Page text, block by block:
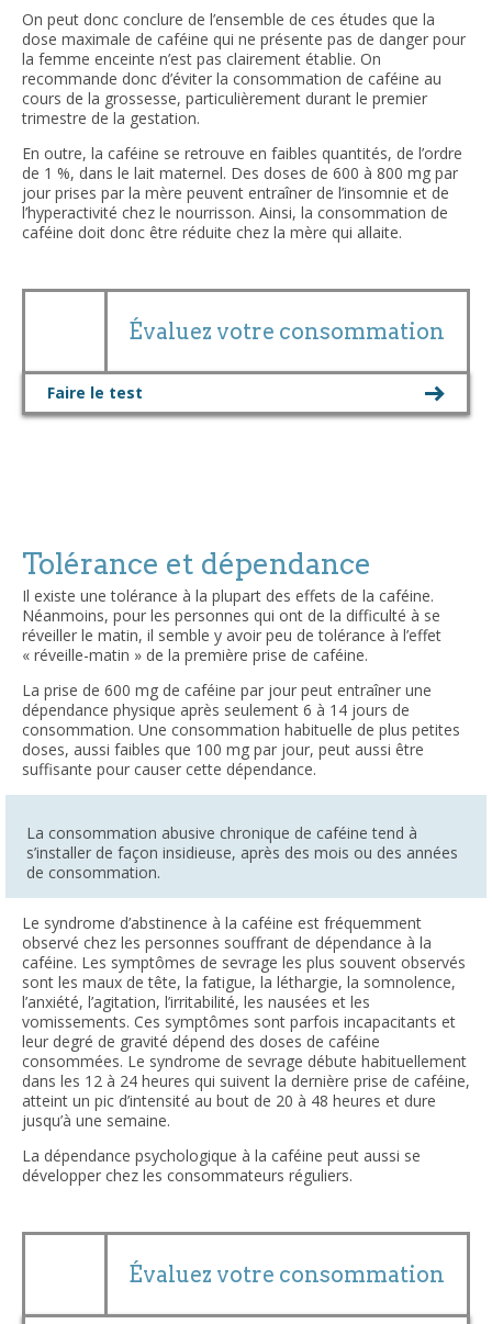
On peut donc conclure de l’ensemble de ces études que la
dose maximale de caféine qui ne présente pas de danger pour
la femme enceinte n’est pas clairement établie. On
recommande donc d’éviter la consommation de caféine au
cours de la grossesse, particulièrement durant le premier
trimestre de la gestation.
En outre, la caféine se retrouve en faibles quantités, de l’ordre
de 1 %, dans le lait maternel. Des doses de 600 à 800 mg par
jour prises par la mère peuvent entraîner de l’insomnie et de
l’hyperactivité chez le nourrisson. Ainsi, la consommation de
caféine doit donc être réduite chez la mère qui allaite.
Évaluez votre consommation
Faire le test
Tolérance et dépendance
Il existe une tolérance à la plupart des effets de la caféine.
Néanmoins, pour les personnes qui ont de la difficulté à se
réveiller le matin, il semble y avoir peu de tolérance à l’effet
« réveille-matin » de la première prise de caféine.
La prise de 600 mg de caféine par jour peut entraîner une
dépendance physique après seulement 6 à 14 jours de
consommation. Une consommation habituelle de plus petites
doses, aussi faibles que 100 mg par jour, peut aussi être
suffisante pour causer cette dépendance.
La consommation abusive chronique de caféine tend à
s’installer de façon insidieuse, après des mois ou des années
de consommation.
Le syndrome d’abstinence à la caféine est fréquemment
observé chez les personnes souffrant de dépendance à la
caféine. Les symptômes de sevrage les plus souvent observés
sont les maux de tête, la fatigue, la léthargie, la somnolence,
l’anxiété, l’agitation, l’irritabilité, les nausées et les
vomissements. Ces symptômes sont parfois incapacitants et
leur degré de gravité dépend des doses de caféine
consommées. Le syndrome de sevrage débute habituellement
dans les 12 à 24 heures qui suivent la dernière prise de caféine,
atteint un pic d’intensité au bout de 20 à 48 heures et dure
jusqu’à une semaine.
La dépendance psychologique à la caféine peut aussi se
développer chez les consommateurs réguliers.
Évaluez votre consommation